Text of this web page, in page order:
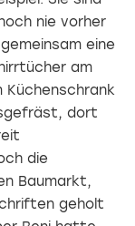
nie vorher
eine
am
Küchenschrank
dort
die
Baumarkt,
geholt